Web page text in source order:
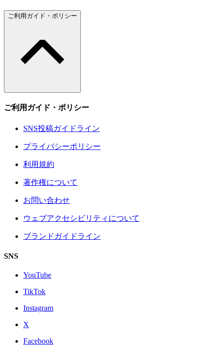
ご利用ガイド・ポリシー
ご利用ガイド・ポリシー
SNS投稿ガイドライン
プライバシーポリシー
利用規約
著作権について
お問い合わせ
ウェブアクセシビリティについて
ブランドガイドライン
SNS
YouTube
TikTok
Instagram
X
Facebook